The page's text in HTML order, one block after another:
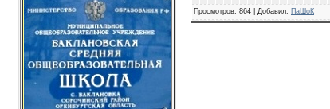
Просмотров: 864 | Добавил: ПаШоК